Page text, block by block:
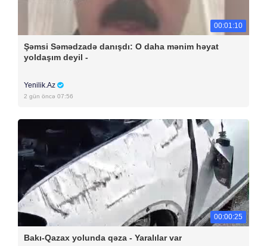
00:01:10
Şəmsi Səmədzadə danışdı: O daha mənim həyat
yoldaşım deyil -
Yenilik.Az
2 gün öncə 07:56
00:00:25
Bakı-Qazax yolunda qəza - Yaralılar var